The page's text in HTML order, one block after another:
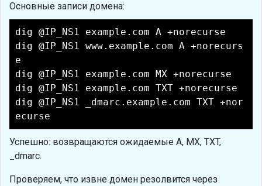
Основные записи домена:
dig @IP_NS1 example.com A +norecurse
dig @IP_NS1 www.example.com A +norecurs
e
dig @IP_NS1 example.com MX +norecurse
dig @IP_NS1 example.com TXT +norecurse
dig @IP_NS1 _dmarc.example.com TXT +nor
ecurse
Успешно: возвращаются ожидаемые A, MX, TXT,
_dmarc.
Проверяем, что извне домен резолвится через